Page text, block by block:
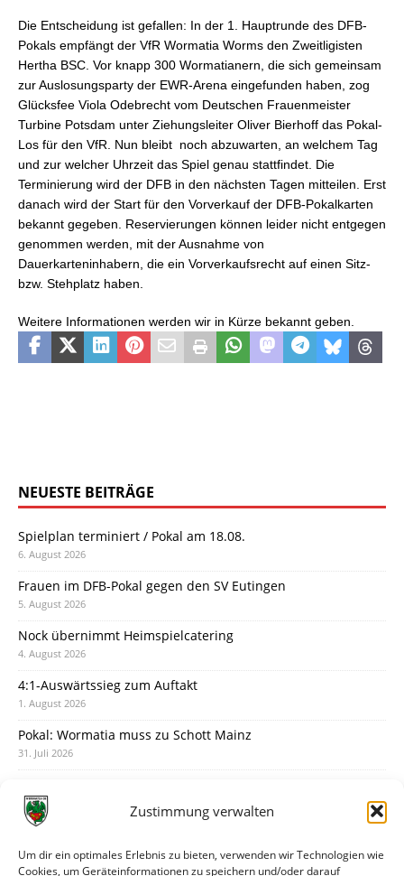
Zustimmung verwalten
Um dir ein optimales Erlebnis zu bieten, verwenden wir Technologien wie
Cookies, um Geräteinformationen zu speichern und/oder darauf
Die Entscheidung ist gefallen: In der 1. Hauptrunde des DFB-
Pokals empfängt der VfR Wormatia Worms den Zweitligisten
Hertha BSC. Vor knapp 300 Wormatianern, die sich gemeinsam
zur Auslosungsparty der EWR-Arena eingefunden haben, zog
Glücksfee Viola Odebrecht vom Deutschen Frauenmeister
Turbine Potsdam unter Ziehungsleiter Oliver Bierhoff das Pokal-
Los für den VfR. Nun bleibt noch abzuwarten, an welchem Tag
und zur welcher Uhrzeit das Spiel genau stattfindet. Die
Terminierung wird der DFB in den nächsten Tagen mitteilen. Erst
danach wird der Start für den Vorverkauf der DFB-Pokalkarten
bekannt gegeben. Reservierungen können leider nicht entgegen
genommen werden, mit der Ausnahme von
Dauerkarteninhabern, die ein Vorverkaufsrecht auf einen Sitz-
bzw. Stehplatz haben.
Weitere Informationen werden wir in Kürze bekannt geben.
NEUESTE BEITRÄGE
Spielplan terminiert / Pokal am 18.08.
6. August 2026
Frauen im DFB-Pokal gegen den SV Eutingen
5. August 2026
Nock übernimmt Heimspielcatering
4. August 2026
4:1-Auswärtssieg zum Auftakt
1. August 2026
Pokal: Wormatia muss zu Schott Mainz
31. Juli 2026
30. Juli 2026
28. Juli 2026